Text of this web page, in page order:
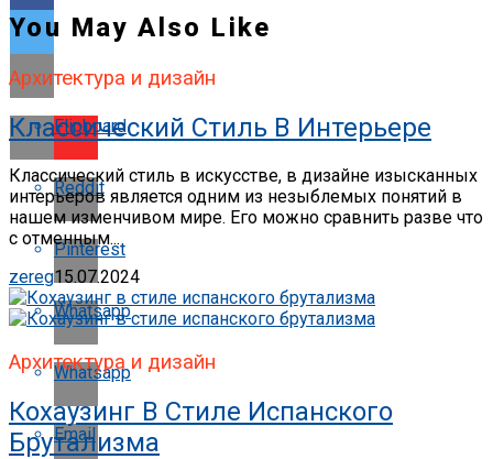
Flipboard
Reddit
Pinterest
Whatsapp
Whatsapp
Email
You May Also Like
Архитектура и дизайн
Классический Стиль В Интерьере
Классический стиль в искусстве, в дизайне изысканных
интерьеров является одним из незыблемых понятий в
нашем изменчивом мире. Его можно сравнить разве что
с отменным...
zereg15.07.2024
Архитектура и дизайн
Кохаузинг В Стиле Испанского
Брутализма